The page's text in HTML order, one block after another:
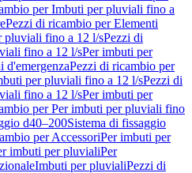
per Imbuti per pluviali fino a
Pezzi di ricambio per Elementi
pluviali fino a 12 l/sPezzi di
fino a 12 l/sPer imbuti per
d'emergenzaPezzi di ricambio per
per pluviali fino a 12 l/sPezzi di
fino a 12 l/sPer imbuti per
per Per imbuti per pluviali fino
d40–200Sistema di fissaggio
per AccessoriPer imbuti per
imbuti per pluvialiPer
Imbuti per pluvialiPezzi di